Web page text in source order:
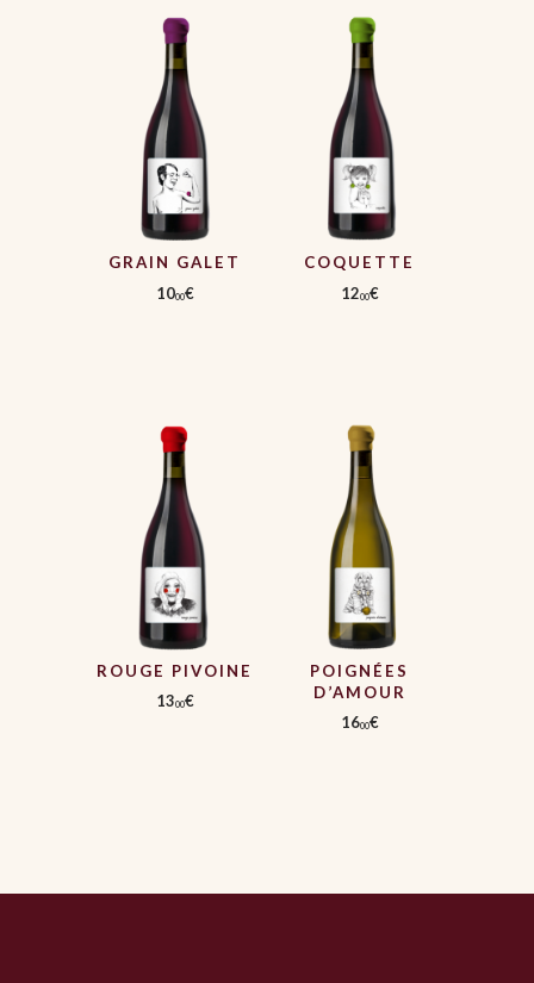
GRAIN GALET
1000€
COQUETTE
1200€
ROUGE PIVOINE
1300€
POIGNÉES
D’AMOUR
1600€